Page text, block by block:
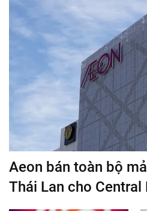
Aeon bán toàn bộ
Thái Lan cho Central